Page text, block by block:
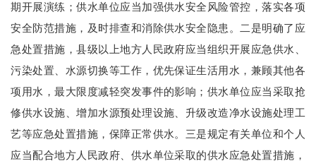
期开展演练；供水单位应当加强供水安全风险管控，落实各项
安全防范措施，及时排查和消除供水安全隐患。二是明确了应
急处置措施，县级以上地方人民政府应当组织开展应急供水、
污染处置、水源切换等工作，优先保证生活用水，兼顾其他各
项用水，最大限度减轻突发事件的影响；供水单位应当采取抢
修供水设施、增加水源预处理设施、升级改造净水设施处理工
艺等应急处置措施，保障正常供水。三是规定有关单位和个人
应当配合地方人民政府、供水单位采取的供水应急处置措施，